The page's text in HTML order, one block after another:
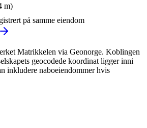
m)
på samme eiendom
Matrikkelen via Geonorge. Koblingen
geocodede koordinat ligger inni
inkludere naboeiendommer hvis